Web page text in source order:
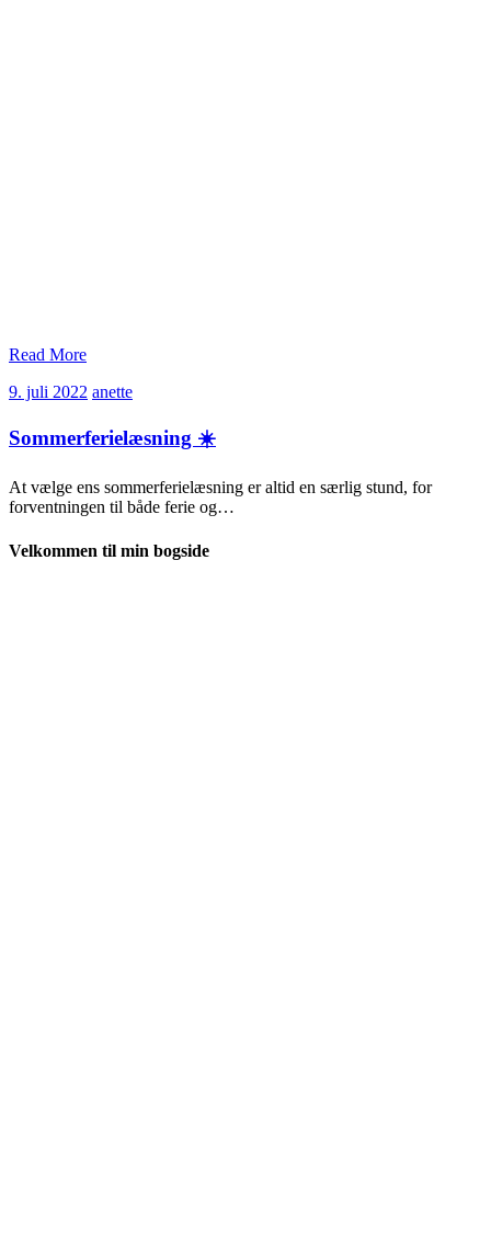
Read More
9. juli 2022 9.
2022
anetteanette
Sommerferielæsning ☀️
At vælge ens sommerferielæsning er altid en særlig stund, for
forventningen til både ferie og…
Velkommen til min bogside